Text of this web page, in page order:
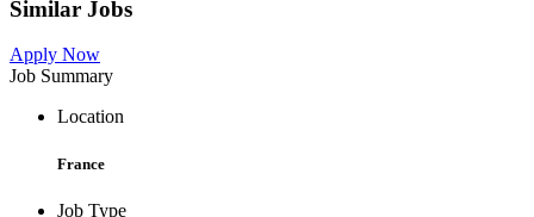
Similar Jobs
Apply Now
Job Summary
Location
France
Job Type